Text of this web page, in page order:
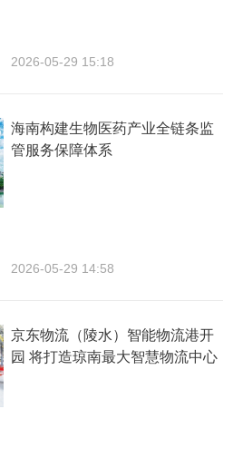
2026-05-29 15:18
海南构建生物医药产业全链条监
管服务保障体系
2026-05-29 14:58
京东物流（陵水）智能物流港开
园 将打造琼南最大智慧物流中心